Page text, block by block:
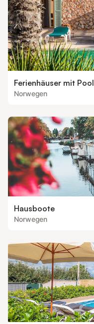
Ferienhäuser mit Pool
Norwegen
Hausboote
Norwegen